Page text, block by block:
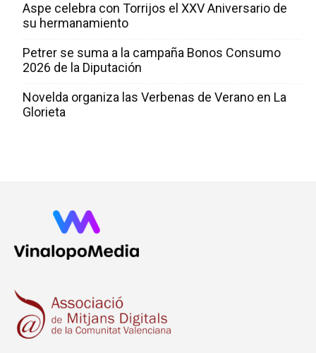
Aspe celebra con Torrijos el XXV Aniversario de
su hermanamiento
Petrer se suma a la campaña Bonos Consumo
2026 de la Diputación
Novelda organiza las Verbenas de Verano en La
Glorieta